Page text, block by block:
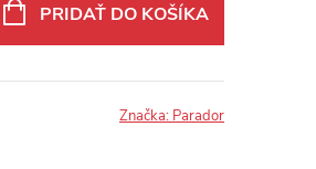
PRIDAŤ DO KOŠÍKA
Značka: Parador